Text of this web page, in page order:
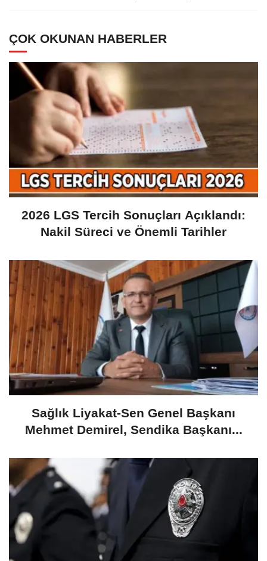
ÇOK OKUNAN HABERLER
2026 LGS Tercih Sonuçları Açıklandı:
Nakil Süreci ve Önemli Tarihler
​Sağlık Liyakat-Sen Genel Başkanı
Mehmet Demirel, Sendika Başkanı...